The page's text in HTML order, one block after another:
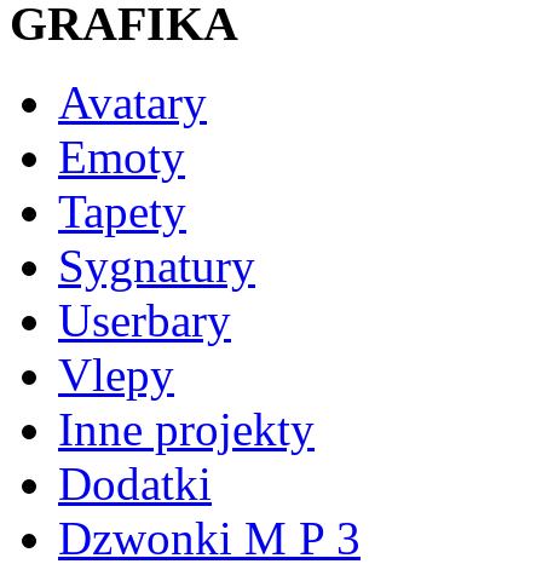
GRAFIKA
Avatary
Emoty
Tapety
Sygnatury
Userbary
Vlepy
Inne projekty
Dodatki
Dzwonki M P 3